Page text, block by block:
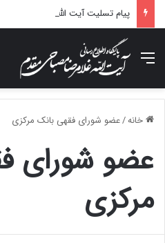
منو
خانه/عضو شورای فقهی بانک مرکزی
عضو شورای
مرکزی